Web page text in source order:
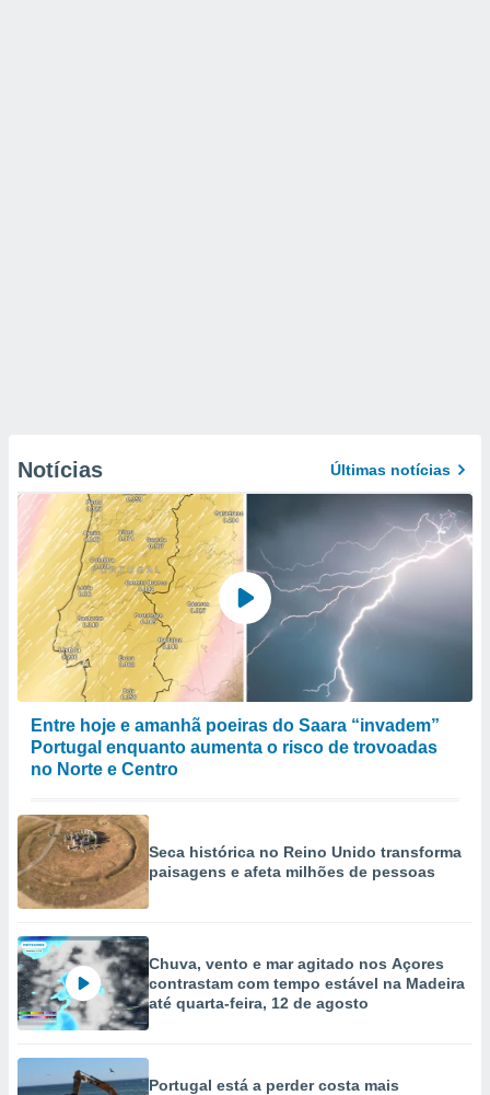
Notícias Últimas notícias
Entre hoje e amanhã poeiras do Saara “invadem”
Portugal enquanto aumenta o risco de trovoadas
no Norte e Centro
Seca histórica no Reino Unido transforma
paisagens e afeta milhões de pessoas
Chuva, vento e mar agitado nos Açores
contrastam com tempo estável na Madeira
até quarta-feira, 12 de agosto
Portugal está a perder costa mais